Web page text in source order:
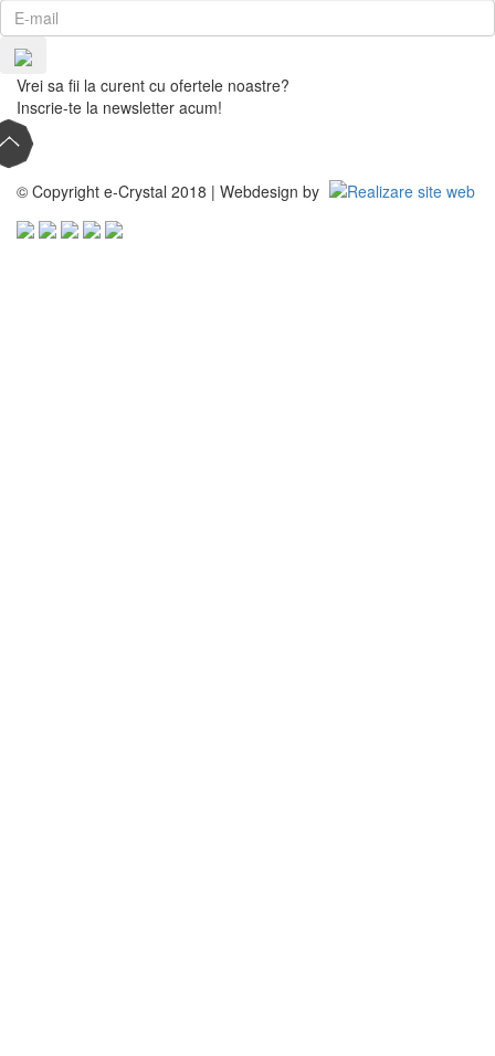
Vrei sa fii la curent cu ofertele noastre?
Inscrie-te la newsletter acum!
© Copyright e-Crystal 2018 | Webdesign by